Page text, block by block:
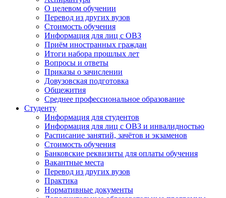
О целевом обучении
Перевод из других вузов
Стоимость обучения
Информация для лиц с ОВЗ
Приём иностранных граждан
Итоги набора прошлых лет
Вопросы и ответы
Приказы о зачислении
Довузовская подготовка
Общежития
Среднее профессиональное образование
Студенту
Информация для студентов
Информация для лиц с ОВЗ и инвалидностью
Расписание занятий, зачётов и экзаменов
Стоимость обучения
Банковские реквизиты для оплаты обучения
Вакантные места
Перевод из других вузов
Практика
Нормативные документы